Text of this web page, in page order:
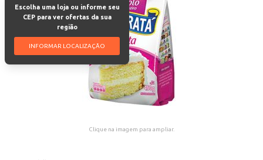
Escolha uma loja ou informe seu
CEP para ver ofertas da sua
região
INFORMAR LOCALIZAÇÃO
Clique na imagem para ampliar.